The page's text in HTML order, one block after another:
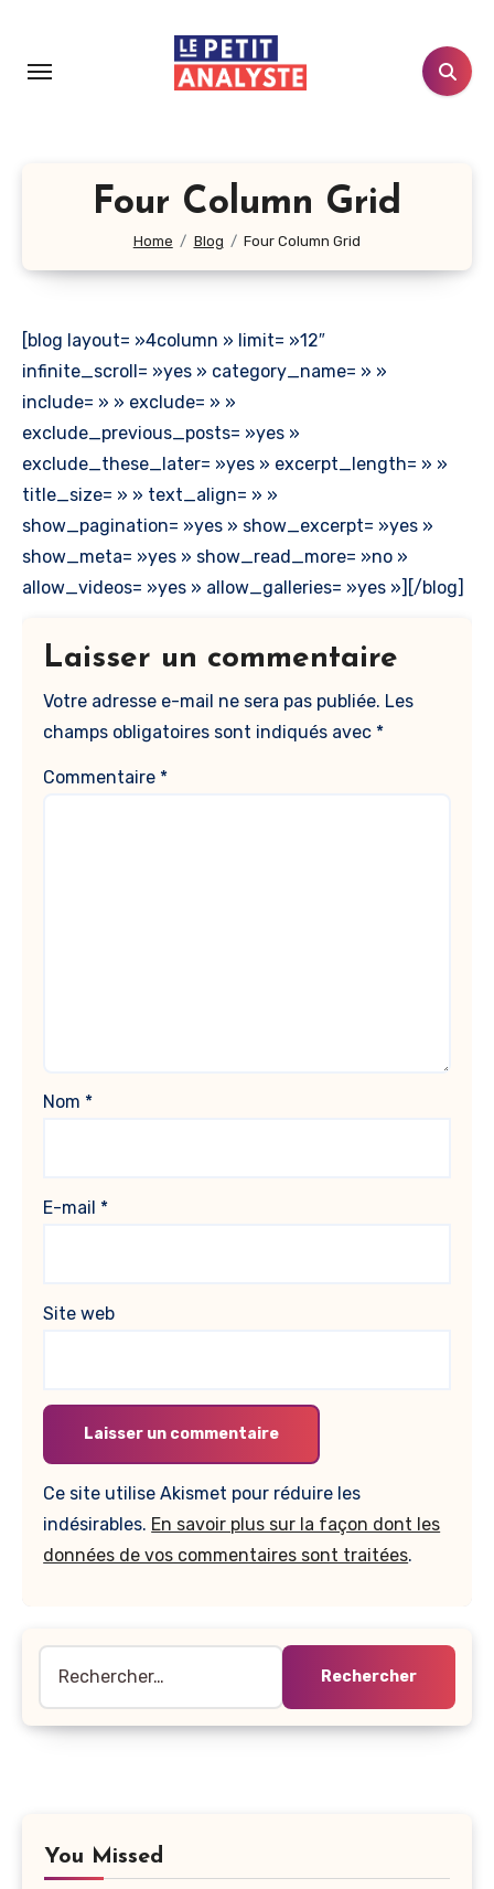
contenu
Four Column Grid
Home Blog Four Column Grid
[blog layout= »4column » limit= »12″
infinite_scroll= »yes » category_name= » »
include= » » exclude= » »
exclude_previous_posts= »yes »
exclude_these_later= »yes » excerpt_length= » »
title_size= » » text_align= » »
show_pagination= »yes » show_excerpt= »yes »
show_meta= »yes » show_read_more= »no »
allow_videos= »yes » allow_galleries= »yes »][/blog]
Laisser un commentaire
Votre adresse e-mail ne sera pas publiée. Les
champs obligatoires sont indiqués avec *
Commentaire *
Nom *
E-mail *
Site web
Ce site utilise Akismet pour réduire les
indésirables. En savoir plus sur la façon dont les
données de vos commentaires sont traitées.
You Missed